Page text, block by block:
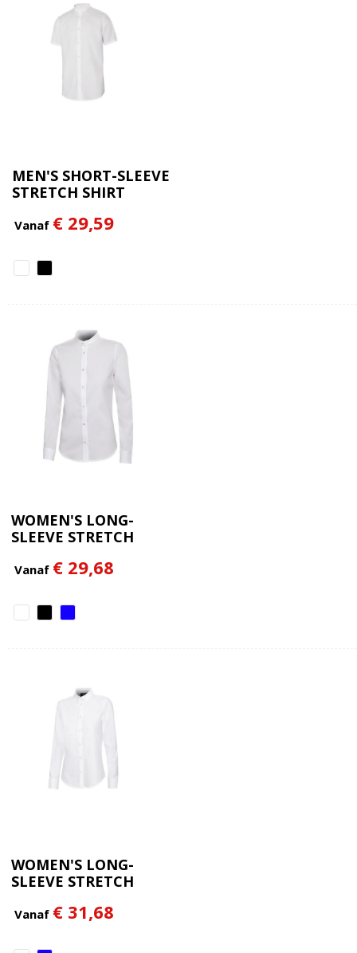
MEN'S SHORT-SLEEVE
STRETCH SHIRT
Vanaf € 29,59
WOMEN'S LONG-
SLEEVE STRETCH
Vanaf € 29,68
WOMEN'S LONG-
SLEEVE STRETCH
Vanaf € 31,68